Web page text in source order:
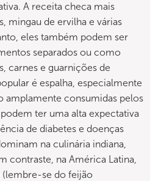
A receita checa mais
mingau de ervilha e várias
eles também podem ser
separados ou como
carnes e guarnições de
é espalha, especialmente
amplamente consumidas pelos
ter uma alta expectativa
de diabetes e doenças
na culinária indiana,
contraste, na América Latina,
(lembre-se do feijão